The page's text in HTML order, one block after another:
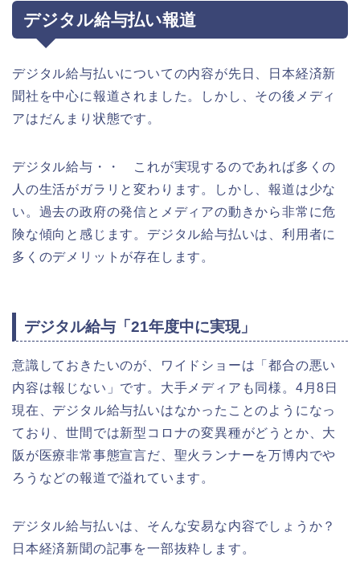
デジタル給与払い報道
デジタル給与払いについての内容が先日、日本経済新
聞社を中心に報道されました。しかし、その後メディ
アはだんまり状態です。
デジタル給与・・ これが実現するのであれば多くの
人の生活がガラリと変わります。しかし、報道は少な
い。過去の政府の発信とメディアの動きから非常に危
険な傾向と感じます。デジタル給与払いは、利用者に
多くのデメリットが存在します。
デジタル給与「21年度中に実現」
意識しておきたいのが、ワイドショーは「都合の悪い
内容は報じない」です。大手メディアも同様。4月8日
現在、デジタル給与払いはなかったことのようになっ
ており、世間では新型コロナの変異種がどうとか、大
阪が医療非常事態宣言だ、聖火ランナーを万博内でや
ろうなどの報道で溢れています。
デジタル給与払いは、そんな安易な内容でしょうか？
日本経済新聞の記事を一部抜粋します。